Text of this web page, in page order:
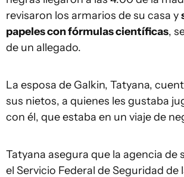
revisaron los armarios de su casa y
papeles con fórmulas científicas,
de un allegado.
La esposa de Galkin, Tatyana,
sus nietos, a quienes les gustaba
con él, que estaba en un viaje de
Tatyana asegura que la agencia de
el Servicio Federal de Seguridad de